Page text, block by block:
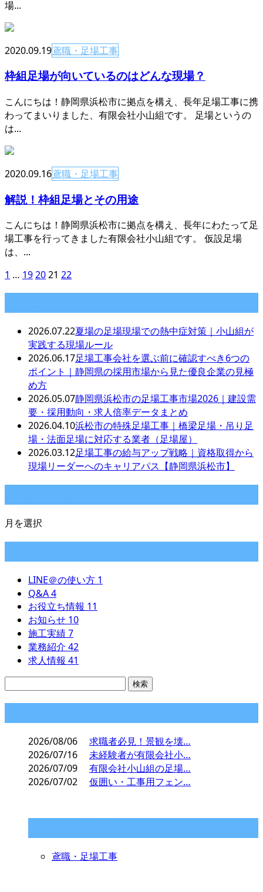
場...
2020.09.19鳶職・足場工事
枠組足場が向いているのはどんな現場？
こんにちは！静岡県浜松市に拠点を構え、長年足場工事に携
わってまいりました、有限会社小山組です。 足場というの
は...
2020.09.16鳶職・足場工事
解説！枠組足場とその用途
こんにちは！静岡県浜松市に拠点を構え、長年にわたって足
場工事を行ってきました有限会社小山組です。 仮設足場
は、...
1 … 192021 22
2026.07.22夏場の足場現場での熱中症対策｜小山組が
実践する現場ルール
2026.06.17足場工事会社を選ぶ前に確認すべき6つの
ポイント｜静岡県の採用市場から見た優良企業の見極
め方
2026.05.07静岡県浜松市の足場工事市場2026｜建設需
要・採用動向・求人倍率データまとめ
2026.04.10浜松市の特殊足場工事｜橋梁足場・吊り足
場・法面足場に対応する業者（足場屋）
2026.03.12足場工事の給与アップ戦略｜資格取得から
現場リーダーへのキャリアパス【静岡県浜松市】
月を選択
LINE＠の使い方 1
Q&A4
お役立ち情報 11
お知らせ 10
施工実績7
業務紹介 42
求人情報 41
2026/08/06
求職者必見！景観を壊…
2026/07/16
未経験者が有限会社小…
2026/07/09
有限会社小山組の足場…
2026/07/02
仮囲い・工事用フェン…
鳶職・足場工事